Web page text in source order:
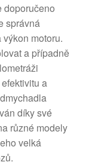
doporučeno
správná
motoru.
a případně
a
díky své
různé modely
velká